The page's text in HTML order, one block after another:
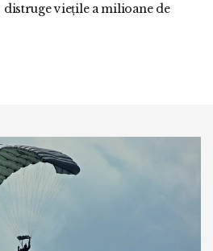
viețile a milioane de